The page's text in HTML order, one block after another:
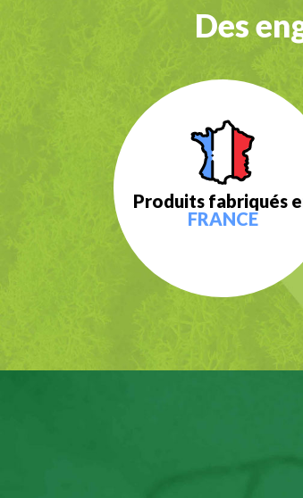
Des
Produits fabriqués
FRANCE